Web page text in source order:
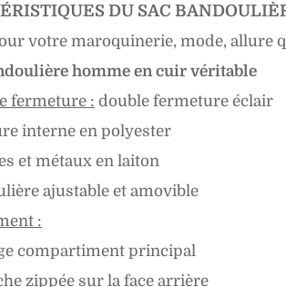
DU SAC
votre maroquinerie, mode, allure
homme en cuir véritable
fermeture : double fermeture éclair
interne en polyester
et métaux en laiton
ajustable et amovible
:
compartiment principal
zippée sur la face arrière